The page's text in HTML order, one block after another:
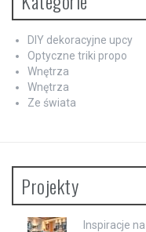
DIY dekoracyjne upcy
Optyczne triki propo
Wnętrza
Wnętrza
Ze świata
Projekty
Inspiracje